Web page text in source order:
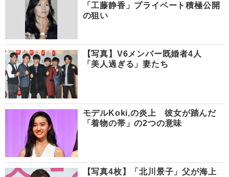
「工藤静香」プライベート積極公開
の狙い
【写真】V6メンバー既婚者4人
「美人過ぎる」妻たち
モデルKoki,の炎上 彼女が踏んだ
「着物の帯」の2つの意味
【写真4枚】「北川景子」父が海上